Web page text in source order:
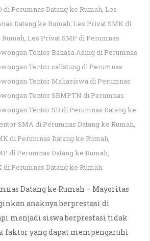
di Perumnas Datang ke Rumah, Les
Datang ke Rumah, Les Privat SMK di
Rumah, Les Privat SMP di Perumnas
Tentor Bahasa Asing di Perumnas
Tentor calistung di Perumnas
Tentor Mahasiswa di Perumnas
Tentor SBMPTN di Perumnas
Tentor SD di Perumnas Datang ke
SMA di Perumnas Datang ke Rumah,
di Perumnas Datang ke Rumah,
di Perumnas Datang ke Rumah,
Perumnas Datang ke Rumah
Datang ke Rumah – Mayoritas
anaknya berprestasi di
menjadi siswa berprestasi tidak
faktor yang dapat mempengaruhi